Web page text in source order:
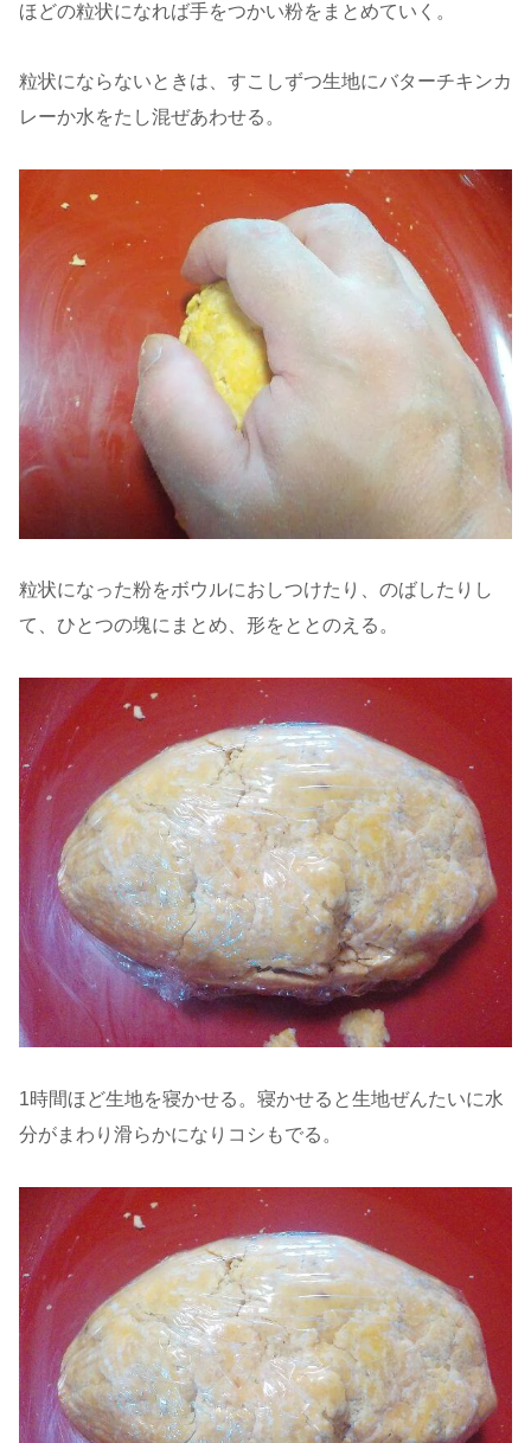
ほどの粒状になれば手をつかい粉をまとめていく。
粒状にならないときは、すこしずつ生地にバターチキンカ
レーか水をたし混ぜあわせる。
粒状になった粉をボウルにおしつけたり、のばしたりし
て、ひとつの塊にまとめ、形をととのえる。
1時間ほど生地を寝かせる。寝かせると生地ぜんたいに水
分がまわり滑らかになりコシもでる。